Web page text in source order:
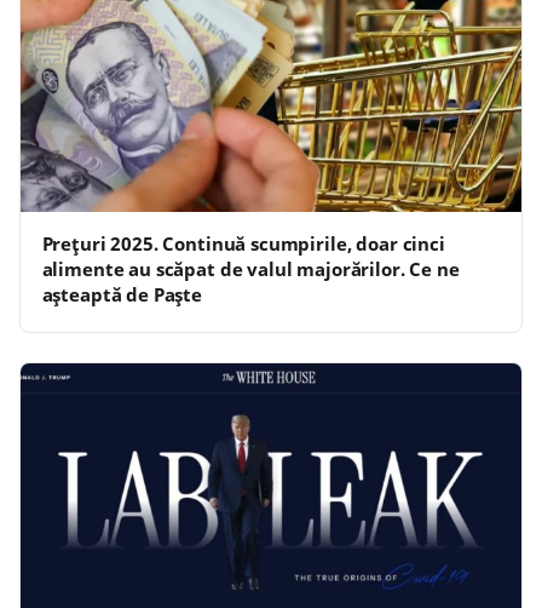
Prețuri 2025. Continuă scumpirile, doar cinci
alimente au scăpat de valul majorărilor. Ce ne
așteaptă de Paște